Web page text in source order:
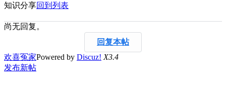
知识分享回到列表
尚无回复。
回复本帖
欢喜冤家Powered by Discuz! X3.4
发布新帖